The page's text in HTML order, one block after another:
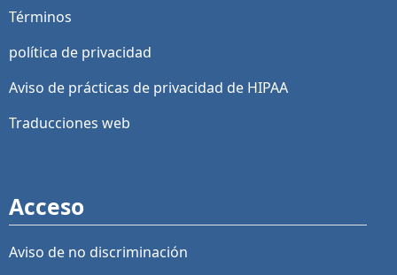
Términos
política de privacidad
Aviso de prácticas de privacidad de HIPAA
Traducciones web
Acceso
Aviso de no discriminación